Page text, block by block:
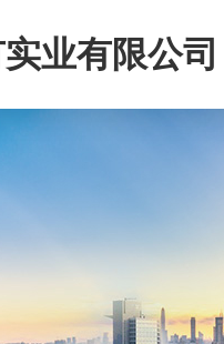
业有限公司